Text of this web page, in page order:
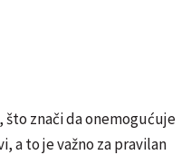
što znači da onemogućuje
a to je važno za pravilan